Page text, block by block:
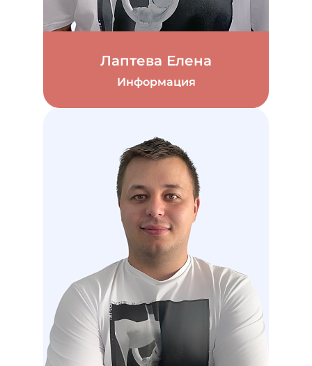
Лаптева Елена
Информация